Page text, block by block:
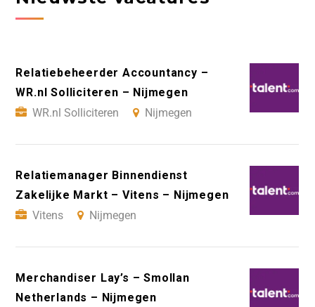
Relatiebeheerder Accountancy –
WR.nl Solliciteren – Nijmegen
WR.nl Solliciteren
Nijmegen
Relatiemanager Binnendienst
Zakelijke Markt – Vitens – Nijmegen
Vitens
Nijmegen
Merchandiser Lay’s – Smollan
Netherlands – Nijmegen